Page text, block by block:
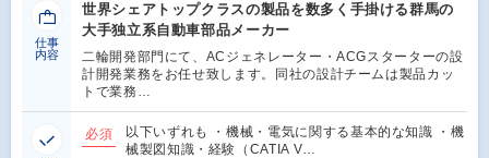
仕事
内容
世界シェアトップクラスの製品を数多く手掛ける群馬の
大手独立系自動車部品メーカー
二輪開発部門にて、ACジェネレーター・ACGスターターの設
計開発業務をお任せ致します。同社の設計チームは製品カッ
トで業務…
必須
以下いずれも ・機械・電気に関する基本的な知識 ・機
械製図知識・経験（CATIA V…